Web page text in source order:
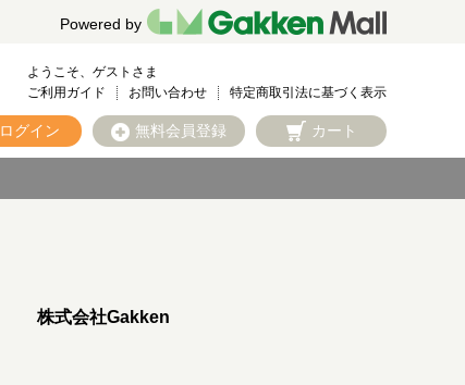
Powered by
ようこそ、ゲストさま
ご利用ガイド
お問い合わせ 特定商取引法に基づく表示
ログイン 無料会員登録 カート
株式会社Gakken